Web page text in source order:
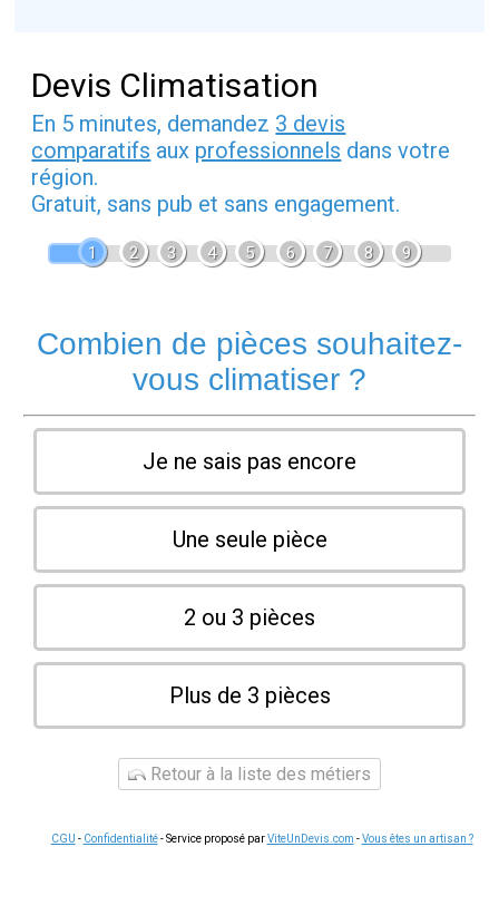
Devis Climatisation
En 5 minutes, demandez 3 devis
comparatifs aux professionnels dans votre
région.
Gratuit, sans pub et sans engagement.
1 2 3 4 5 6 7 8 9
Combien de pièces souhaitez-
vous climatiser ?
Je ne sais pas encore
Une seule pièce
2 ou 3 pièces
Plus de 3 pièces
Retour à la liste des métiers
CGU - Confidentialité- Service proposé parViteUnDevis.com -Vous êtes un artisan ?